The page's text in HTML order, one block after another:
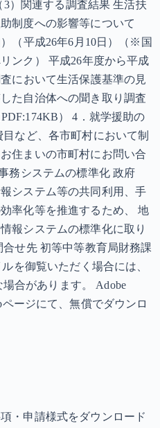
）関連する調査結果 生活扶
制度への影響等について
（平成26年6月10日）（※国
ンク） 平成26年度から平成
において生活保護基準の見
た自治体への聞き取り調査
） 4．就学援助の
など、各市町村において制
住まいの市町村にお問い合
務システムの標準化 政府
システム等の共同利用、手
率化等を推進するため、 地
報システムの標準化に取り
せ先 初等中等教育局財務課
を御覧いただく場合には、
場合があります。 Adobe
ページにて、無償でダウンロ
・申請様式をダウンロード